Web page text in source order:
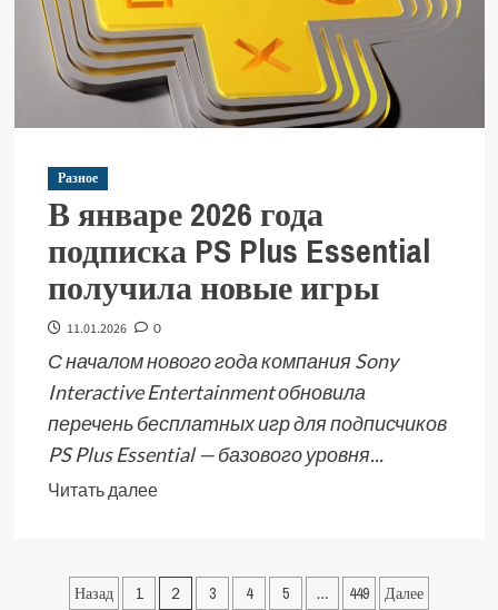
Разное
В январе 2026 года
подписка PS Plus Essential
получила новые игры
11.01.2026 0
С началом нового года компания Sony
Interactive Entertainment обновила
перечень бесплатных игр для подписчиков
PS Plus Essential — базового уровня...
Читать далее
Назад 1 2 3 4 5 … 449 Далее